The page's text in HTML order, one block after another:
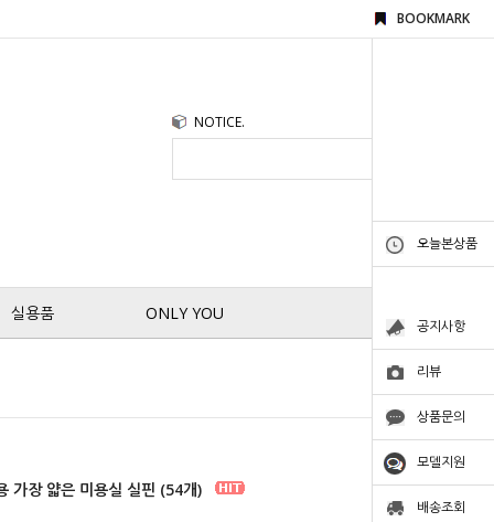
오늘본상품
공지사항
리뷰
상품문의
모델지원
배송조회
BOOKMARK
NOTICE.
실용품 ONLY YOU
가장 얇은 미용실 실핀 (54개)